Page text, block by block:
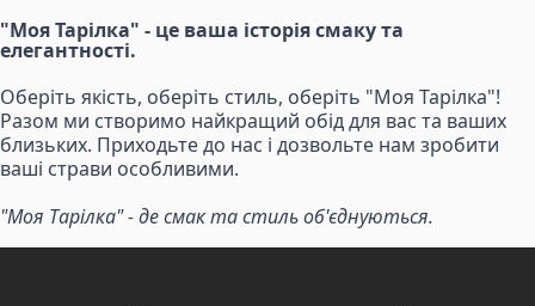
"Моя Тарілка" - це ваша історія смаку та
елегантності.
Оберіть якість, оберіть стиль, оберіть "Моя Тарілка"!
Разом ми створимо найкращий обід для вас та ваших
близьких. Приходьте до нас і дозвольте нам зробити
ваші страви особливими.
"Моя Тарілка" - де смак та стиль об'єднуються.